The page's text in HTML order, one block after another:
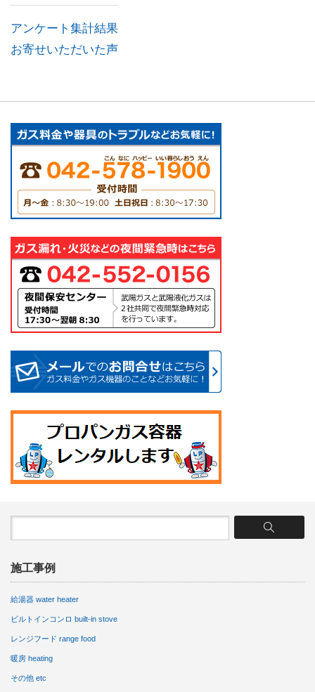
アンケート集計結果
お寄せいただいた声
施工事例
給湯器 water heater
ビルトインコンロ built-in stove
レンジフード range food
暖房 heating
その他 etc